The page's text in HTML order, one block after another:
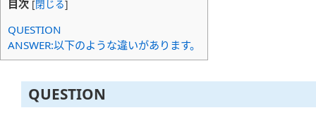
目次 [閉じる]
QUESTION
ANSWER:以下のような違いがあります。
QUESTION